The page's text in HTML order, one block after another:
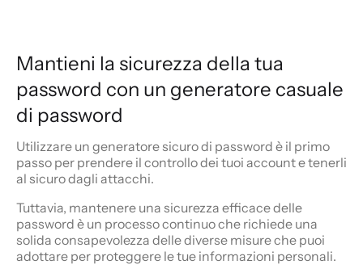
Mantieni la sicurezza della tua
password con un generatore casuale
di password
Utilizzare un generatore sicuro di password è il primo
passo per prendere il controllo dei tuoi account e tenerli
al sicuro dagli attacchi.
Tuttavia, mantenere una sicurezza efficace delle
password è un processo continuo che richiede una
solida consapevolezza delle diverse misure che puoi
adottare per proteggere le tue informazioni personali.